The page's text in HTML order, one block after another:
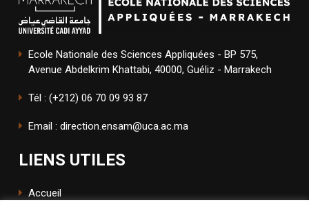
Ecole Nationale des Sciences Appliquées - BP 575,
Avenue Abdelkrim Khattabi, 40000, Guéliz - Marrakech
Tél : (+212) 06 70 09 93 87
Email : direction.ensam@uca.ac.ma
LIENS UTILES
Accueil